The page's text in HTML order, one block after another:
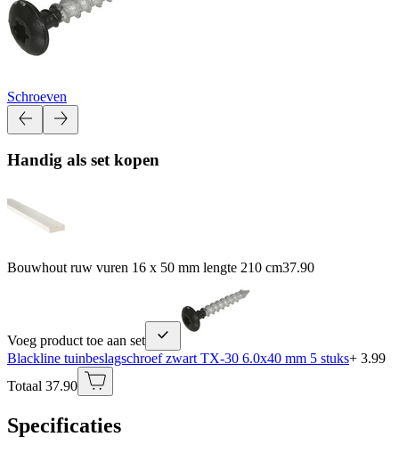
Schroeven
Handig als set kopen
Bouwhout ruw vuren 16 x 50 mm lengte 210 cm37.90
Voeg product toe aan set
Blackline tuinbeslagschroef zwart TX-30 6.0x40 mm 5 stuks+ 3.99
Totaal 37.90
Specificaties